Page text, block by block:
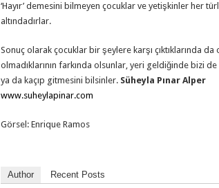
‘Hayır’ demesini bilmeyen çocuklar ve yetişkinler her
altındadırlar.
Sonuç olarak çocuklar bir şeylere karşı çıktıklarında
olmadıklarının farkında olsunlar, yeri geldiğinde bizi
ya da kaçıp gitmesini bilsinler. Süheyla Pınar Alper
www.suheylapinar.com
Görsel: Enrique Ramos
Author Recent Posts